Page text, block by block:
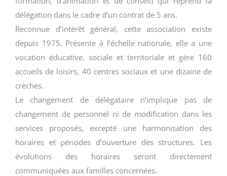
délégation dans le cadre d’un contrat de 5 ans.
Reconnue d’intérêt général, cette association existe
depuis 1975. Présente à l’échelle nationale, elle a une
vocation éducative, sociale et territoriale et gère 160
accueils de loisirs, 40 centres sociaux et une dizaine de
crèches.
Le changement de délégataire n’implique pas de
changement de personnel ni de modification dans les
services proposés, excepté une harmonisation des
horaires et périodes d’ouverture des structures. Les
évolutions des horaires seront directement
communiquées aux familles concernées.